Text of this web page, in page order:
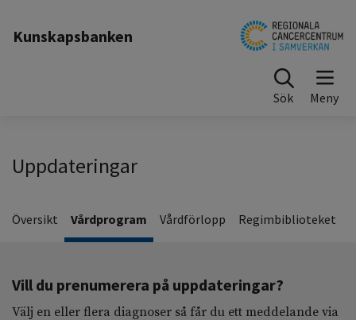
Kunskapsbanken
Sök
Uppdateringar
Översikt Vårdprogram Vårdförlopp Regimbiblioteket
Vill du prenumerera på uppdateringar?
Välj en eller flera diagnoser så får du ett meddelande via